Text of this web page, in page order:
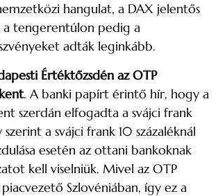
hangulat, a DAX jelentős
a tengerentúlon pedig a
adták leginkább.
Értéktőzsdén az OTP
. A banki papírt érintő hír, hogy a
szerdán elfogadta a svájci frank
a svájci frank 10 százaléknál
esetén az ottani bankoknak
kell viselniük. Mivel az OTP
Szlovéniában, így ez a